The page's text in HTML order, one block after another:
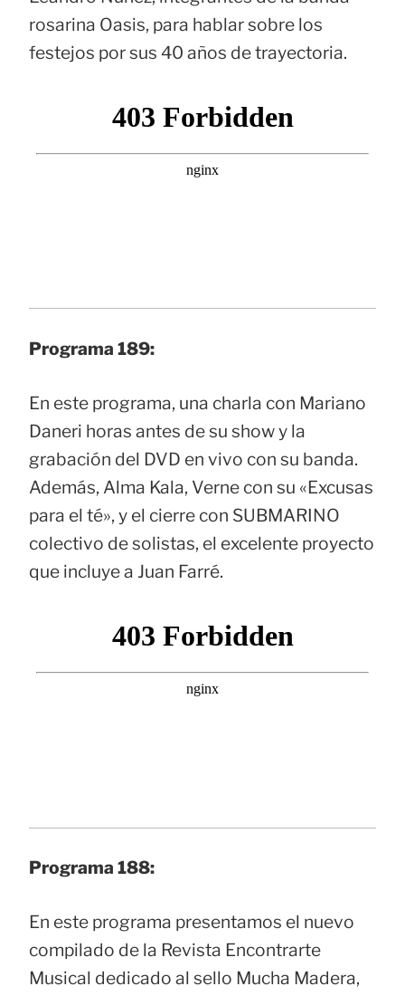
rosarina Oasis, para hablar sobre los
festejos por sus 40 años de trayectoria.
Programa 189:
En este programa, una charla con Mariano
Daneri horas antes de su show y la
grabación del DVD en vivo con su banda.
Además, Alma Kala, Verne con su «Excusas
para el té», y el cierre con SUBMARINO
colectivo de solistas, el excelente proyecto
que incluye a Juan Farré.
Programa 188:
En este programa presentamos el nuevo
compilado de la Revista Encontrarte
Musical dedicado al sello Mucha Madera,